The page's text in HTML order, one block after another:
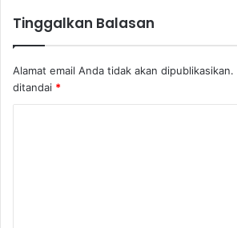
Tinggalkan Balasan
Alamat email Anda tidak akan dipublikasikan.
ditandai *